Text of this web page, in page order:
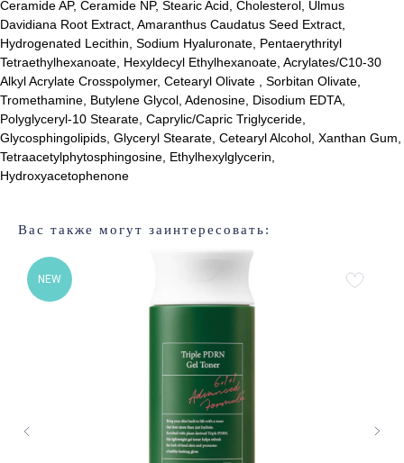
Ceramide AP, Ceramide NP, Stearic Acid, Cholesterol, Ulmus
Davidiana Root Extract, Amaranthus Caudatus Seed Extract,
Hydrogenated Lecithin, Sodium Hyaluronate, Pentaerythrityl
Tetraethylhexanoate, Hexyldecyl Ethylhexanoate, Acrylates/C10-30
Alkyl Acrylate Crosspolymer, Cetearyl Olivate , Sorbitan Olivate,
Tromethamine, Butylene Glycol, Adenosine, Disodium EDTA,
Polyglyceryl-10 Stearate, Caprylic/Capric Triglyceride,
Glycosphingolipids, Glyceryl Stearate, Cetearyl Alcohol, Xanthan Gum,
Tetraacetylphytosphingosine, Ethylhexylglycerin,
Hydroxyacetophenone
Вас также могут заинтересовать:
NEW
Доставка и оплата
Обмен и возврат
Публичная оферта
Бренды
Уход за лицом
Уход за волосами
Новинки
% SALE
Лучшие бренды корейской
и европейской косметики
Подарочный сертификат
Подобрать уход